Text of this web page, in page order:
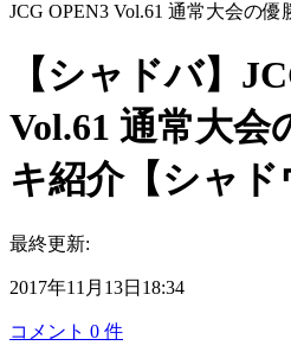
JCG OPEN3 Vol.61 通常大会の優
【シャドバ】
Vol.61 通常大会
キ紹介【シャド
最終更新:
2017年11月13日18:34
コメント 0 件